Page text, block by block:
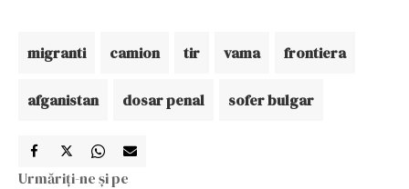
migranti camion tir vama frontiera
afganistan dosar penal sofer bulgar
Urmăriți-ne și pe